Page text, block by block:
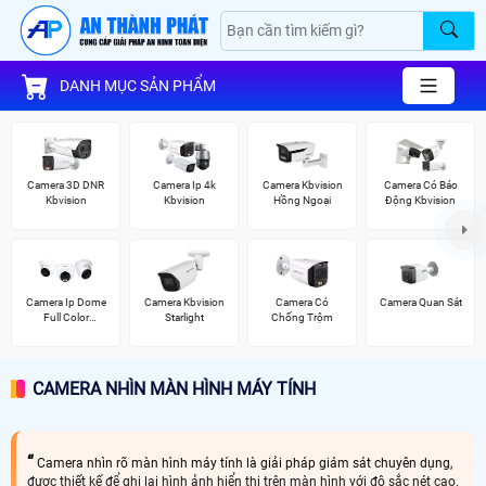
DANH MỤC SẢN PHẨM
Camera 3D DNR
Kbvision
Camera Ip 4k
Kbvision
Camera Kbvision
Hồng Ngoại
Camera Có Báo
Động Kbvision
Camera Ip Dome
Full Color
Camera Kbvision
Starlight
Camera Có
Chống Trộm
Camera Quan Sát
CAMERA NHÌN MÀN HÌNH MÁY TÍNH
Camera nhìn rõ màn hình máy tính là giải pháp giám sát chuyên dụng,
được thiết kế để ghi lại hình ảnh hiển thị trên màn hình với độ sắc nét cao.